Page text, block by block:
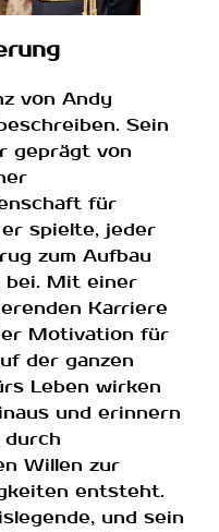
von Andy
Sein
geprägt von
für
er spielte, jeder
zum Aufbau
bei. Mit einer
Karriere
Motivation für
der ganzen
Leben wirken
und erinnern
durch
Willen zur
entsteht.
und sein